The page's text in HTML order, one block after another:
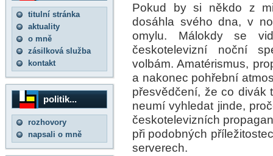
titulní stránka
aktuality
o mně
zásilková služba
kontakt
politik...
rozhovory
napsali o mně
Pokud by si někdo z
dosáhla svého dna, v
omylu. Málokdy se
českotelevizní noční
volbám. Amatérismus,
a nakonec pohřební
přesvědčení, že co divák
neumí vyhledat jinde,
českotelevizních
při podobných
serverech.